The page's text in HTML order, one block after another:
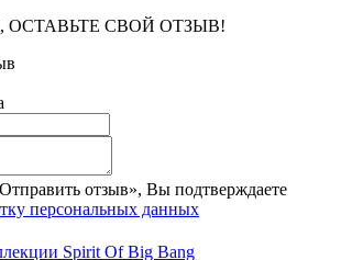
ОСТАВЬТЕ СВОЙ ОТЗЫВ!
отзыв», Вы подтверждаете
персональных данных
Spirit Of Big Bang